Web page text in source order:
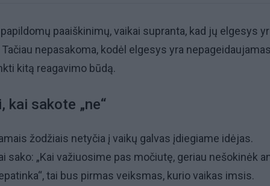
paaiškinimų, vaikai supranta, kad jų elgesys
nepasakoma, kodėl elgesys yra
kitą reagavimo būdą.
kai sakote „ne“
žodžiais netyčia į vaikų galvas įdiegiame idėjas.
sako: „Kai važiuosime pas močiutę, geriau nešokinėk
tai bus pirmas veiksmas, kurio vaikas imsis.